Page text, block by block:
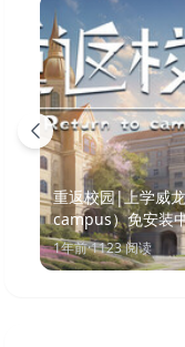
重返校园|上学威
campus）免安装
1年前·1123阅读